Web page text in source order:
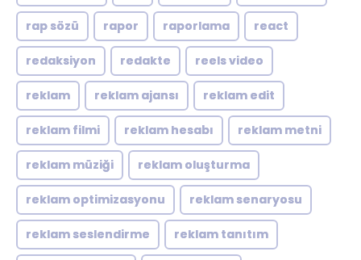
rap sözü rapor raporlama react
redaksiyon redakte reels video
reklam reklam ajansı reklam edit
reklam filmi reklam hesabı reklam metni
reklam müziği reklam oluşturma
reklam optimizasyonu reklam senaryosu
reklam seslendirme reklam tanıtım